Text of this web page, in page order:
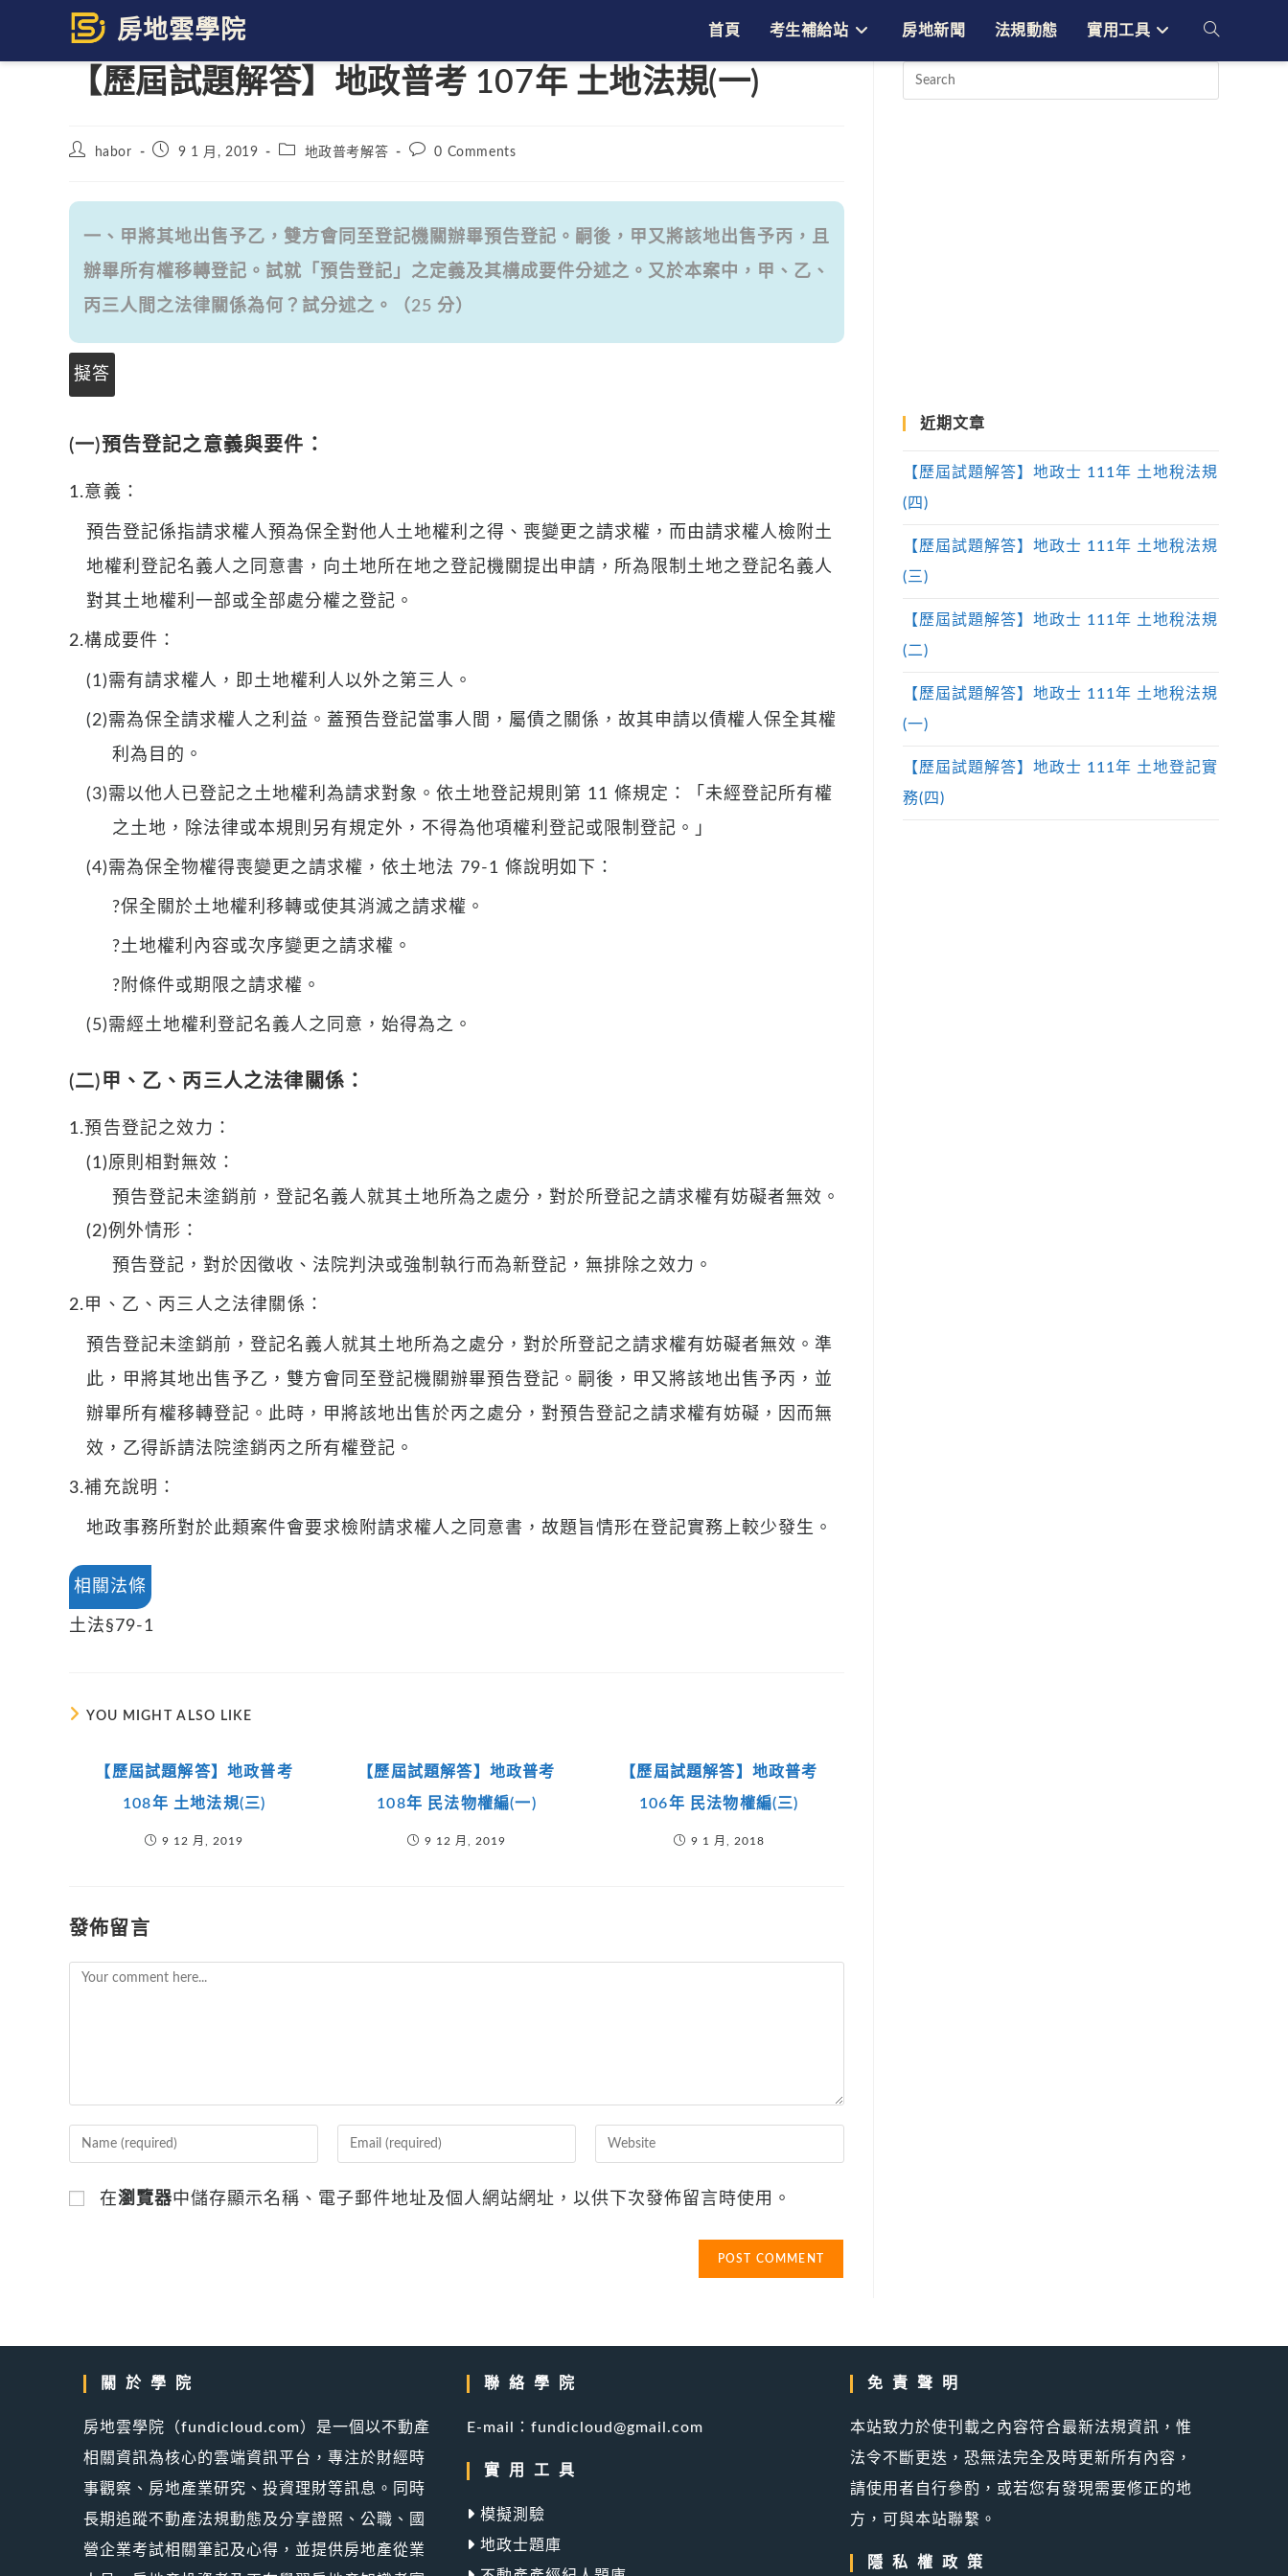
content
首頁 考生補給站 房地新聞 法規動態 實用工具 Toggle
【歷屆試題解答】地政普考 107年 土地法規(一)
Posthabor
Post9 1 月, 2019
Post地政普考解答
Post0 Comments
一、甲將其地出售予乙，雙方會同至登記機關辦畢預告登記。嗣後，甲又將該地出售予丙，且
辦畢所有權移轉登記。試就「預告登記」之定義及其構成要件分述之。又於本案中，甲、乙、
丙三人間之法律關係為何？試分述之。（25 分）
擬答
(一)預告登記之意義與要件：
1.意義：
預告登記係指請求權人預為保全對他人土地權利之得、喪變更之請求權，而由請求權人檢附土
地權利登記名義人之同意書，向土地所在地之登記機關提出申請，所為限制土地之登記名義人
對其土地權利一部或全部處分權之登記。
2.構成要件：
(1)需有請求權人，即土地權利人以外之第三人。
(2)需為保全請求權人之利益。蓋預告登記當事人間，屬債之關係，故其申請以債權人保全其權
利為目的。
(3)需以他人已登記之土地權利為請求對象。依土地登記規則第 11 條規定：「未經登記所有權
之土地，除法律或本規則另有規定外，不得為他項權利登記或限制登記。」
(4)需為保全物權得喪變更之請求權，依土地法 79-1 條說明如下：
?保全關於土地權利移轉或使其消滅之請求權。
?土地權利內容或次序變更之請求權。
?附條件或期限之請求權。
(5)需經土地權利登記名義人之同意，始得為之。
(二)甲、乙、丙三人之法律關係：
1.預告登記之效力：
(1)原則相對無效：
預告登記未塗銷前，登記名義人就其土地所為之處分，對於所登記之請求權有妨礙者無效。
(2)例外情形：
預告登記，對於因徵收、法院判決或強制執行而為新登記，無排除之效力。
2.甲、乙、丙三人之法律關係：
預告登記未塗銷前，登記名義人就其土地所為之處分，對於所登記之請求權有妨礙者無效。準
此，甲將其地出售予乙，雙方會同至登記機關辦畢預告登記。嗣後，甲又將該地出售予丙，並
辦畢所有權移轉登記。此時，甲將該地出售於丙之處分，對預告登記之請求權有妨礙，因而無
效，乙得訴請法院塗銷丙之所有權登記。
3.補充說明：
地政事務所對於此類案件會要求檢附請求權人之同意書，故題旨情形在登記實務上較少發生。
相關法條
土法§79-1
YOU MIGHT ALSO LIKE
【歷屆試題解答】地政普考
108年 土地法規(三)
9 12 月, 2019
【歷屆試題解答】地政普考
108年 民法物權編(一)
9 12 月, 2019
【歷屆試題解答】地政普考
106年 民法物權編(三)
9 1 月, 2018
發佈留言
Comment
Enter
your
name
Enter
your
email
Enter
your
website
在瀏覽器中儲存顯示名稱、電子郵件地址及個人網站網址，以供下次發佈留言時使用。
近期文章
【歷屆試題解答】地政士 111年 土地稅法規
(四)
【歷屆試題解答】地政士 111年 土地稅法規
(三)
【歷屆試題解答】地政士 111年 土地稅法規
(二)
【歷屆試題解答】地政士 111年 土地稅法規
(一)
【歷屆試題解答】地政士 111年 土地登記實
務(四)
關於學院
房地雲學院（fundicloud.com）是一個以不動產
相關資訊為核心的雲端資訊平台，專注於財經時
事觀察、房地產業研究、投資理財等訊息。同時
長期追蹤不動產法規動態及分享證照、公職、國
營企業考試相關筆記及心得，並提供房地產從業
聯絡學院
E-mail：fundicloud@gmail.com
實用工具
模擬測驗
地政士題庫
免責聲明
本站致力於使刊載之內容符合最新法規資訊，惟
法令不斷更迭，恐無法完全及時更新所有內容，
請使用者自行參酌，或若您有發現需要修正的地
方，可與本站聯繫。
隱私權政策